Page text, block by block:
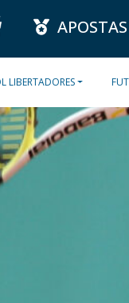
LIBERTADORES